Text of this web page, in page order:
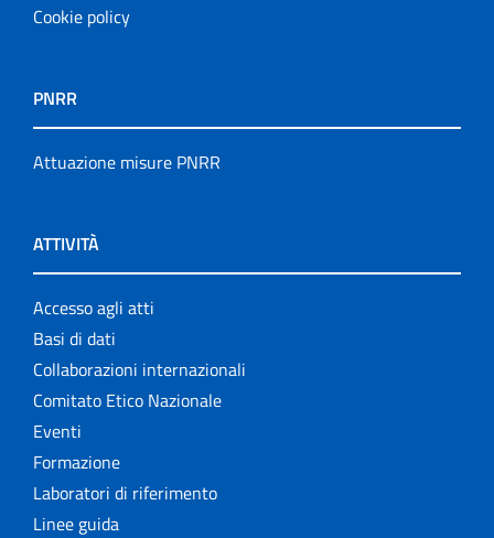
Cookie policy
PNRR
Attuazione misure PNRR
ATTIVITÀ
Accesso agli atti
Basi di dati
Collaborazioni internazionali
Comitato Etico Nazionale
Eventi
Formazione
Laboratori di riferimento
Linee guida